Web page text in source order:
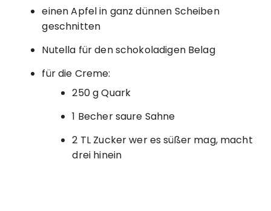
einen Apfel in ganz dünnen Scheiben
geschnitten
Nutella für den schokoladigen Belag
für die Creme:
250 g Quark
1 Becher saure Sahne
2 TL Zucker wer es süßer mag, macht
drei hinein